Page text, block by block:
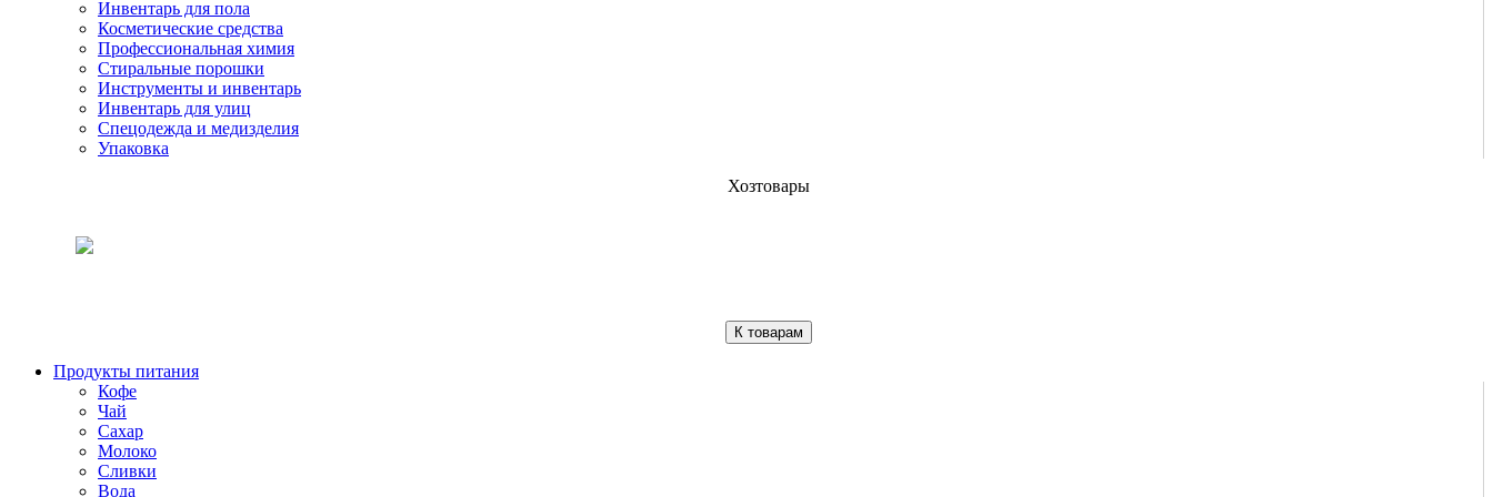
Инвентарь для пола
Косметические средства
Профессиональная химия
Стиральные порошки
Инструменты и инвентарь
Инвентарь для улиц
Спецодежда и медизделия
Упаковка
Хозтовары
К товарам
Продукты питания
Кофе
Чай
Сахар
Молоко
Сливки
Вода